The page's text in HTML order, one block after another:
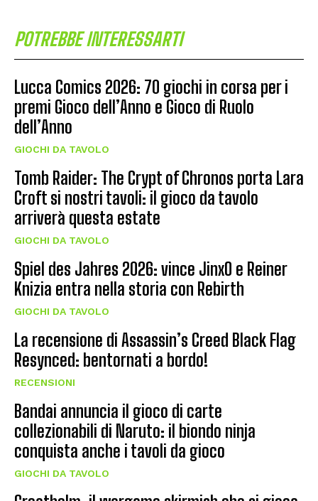
POTREBBE INTERESSARTI
Lucca Comics 2026: 70 giochi in corsa per i
premi Gioco dell’Anno e Gioco di Ruolo
dell’Anno
GIOCHI DA TAVOLO
Tomb Raider: The Crypt of Chronos porta Lara
Croft si nostri tavoli: il gioco da tavolo
arriverà questa estate
GIOCHI DA TAVOLO
Spiel des Jahres 2026: vince JinxO e Reiner
Knizia entra nella storia con Rebirth
GIOCHI DA TAVOLO
La recensione di Assassin’s Creed Black Flag
Resynced: bentornati a bordo!
RECENSIONI
Bandai annuncia il gioco di carte
collezionabili di Naruto: il biondo ninja
conquista anche i tavoli da gioco
GIOCHI DA TAVOLO